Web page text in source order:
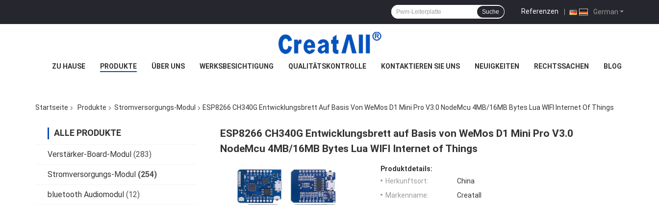
German
Referenzen |
Suche
ZU HAUSE PRODUKTE ÜBER UNS WERKSBESICHTIGUNG QUALITÄTSKONTROLLE KONTAKTIEREN SIE UNS NEUIGKEITEN RECHTSSACHEN BLOG
Startseite Produkte Stromversorgungs-Modul ESP8266 CH340G Entwicklungsbrett Auf Basis Von WeMos D1 Mini Pro V3.0 NodeMcu 4MB/16MB Bytes Lua WIFI Internet Of Things
ALLE PRODUKTE
Verstärker-Board-Modul (283)
Stromversorgungs-Modul (254)
bluetooth Audiomodul (12)
ESP8266 CH340G Entwicklungsbrett auf Basis von WeMos D1 Mini Pro V3.0
NodeMcu 4MB/16MB Bytes Lua WIFI Internet of Things
Produktdetails:
Herkunftsort:
China
Markenname:
Creatall